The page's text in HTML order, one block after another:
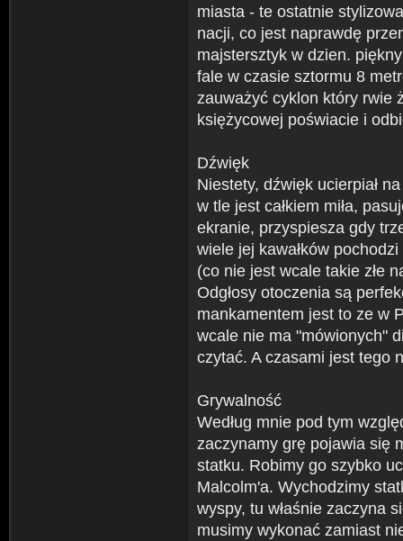
miasta - te ostatnie
nacji, co jest naprawdę
majstersztyk w dzien.
fale w czasie sztormu 8
zauważyć cyklon który rwie
księżycowej poświacie i
Dźwięk
Niestety, dźwięk ucierpiał
w tle jest całkiem miła,
ekranie, przyspiesza gdy
wiele jej kawałków
(co nie jest wcale takie złe
Odgłosy otoczenia są
mankamentem jest to ze w
wcale nie ma "mówionych"
czytać. A czasami jest tego
Grywalność
Według mnie pod tym
zaczynamy grę pojawia się
statku. Robimy go szybko
Malcolm'a. Wychodzimy
wyspy, tu właśnie zaczyna
musimy wykonać zamiast